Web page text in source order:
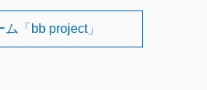
ム「bb project」